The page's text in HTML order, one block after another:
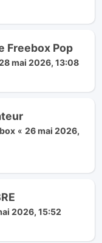
Freebox Pop
mai 2026, 13:08
« 26 mai 2026,
2026, 15:52